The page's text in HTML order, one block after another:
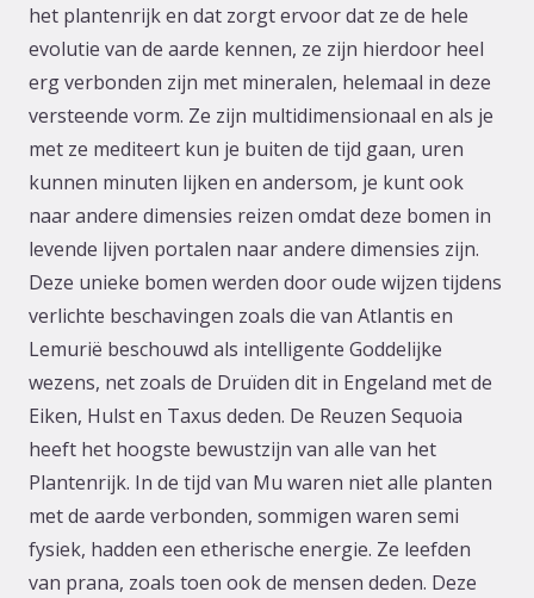
het plantenrijk en dat zorgt ervoor dat ze de hele
evolutie van de aarde kennen, ze zijn hierdoor heel
erg verbonden zijn met mineralen, helemaal in deze
versteende vorm. Ze zijn multidimensionaal en als je
met ze mediteert kun je buiten de tijd gaan, uren
kunnen minuten lijken en andersom, je kunt ook
naar andere dimensies reizen omdat deze bomen in
levende lijven portalen naar andere dimensies zijn.
Deze unieke bomen werden door oude wijzen tijdens
verlichte beschavingen zoals die van Atlantis en
Lemurië beschouwd als intelligente Goddelijke
wezens, net zoals de Druïden dit in Engeland met de
Eiken, Hulst en Taxus deden. De Reuzen Sequoia
heeft het hoogste bewustzijn van alle van het
Plantenrijk. In de tijd van Mu waren niet alle planten
met de aarde verbonden, sommigen waren semi
fysiek, hadden een etherische energie. Ze leefden
van prana, zoals toen ook de mensen deden. Deze